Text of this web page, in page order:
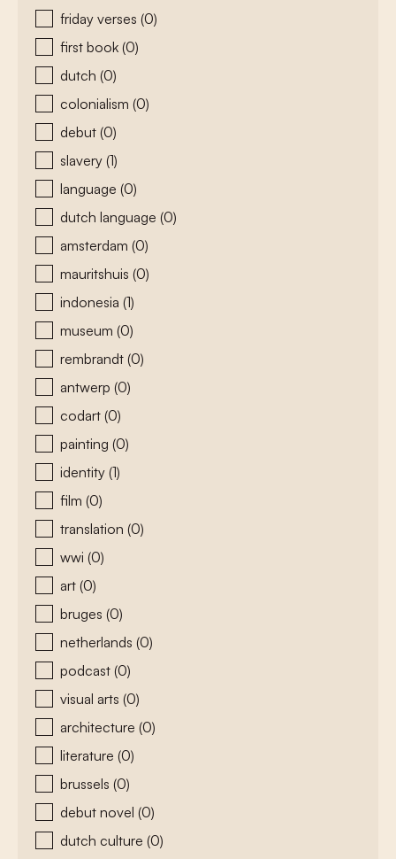
friday verses (0)
first book (0)
dutch (0)
colonialism (0)
debut (0)
slavery (1)
language (0)
dutch language (0)
amsterdam (0)
mauritshuis (0)
indonesia (1)
museum (0)
rembrandt (0)
antwerp (0)
codart (0)
painting (0)
identity (1)
film (0)
translation (0)
wwi (0)
art (0)
bruges (0)
netherlands (0)
podcast (0)
visual arts (0)
architecture (0)
literature (0)
brussels (0)
debut novel (0)
dutch culture (0)